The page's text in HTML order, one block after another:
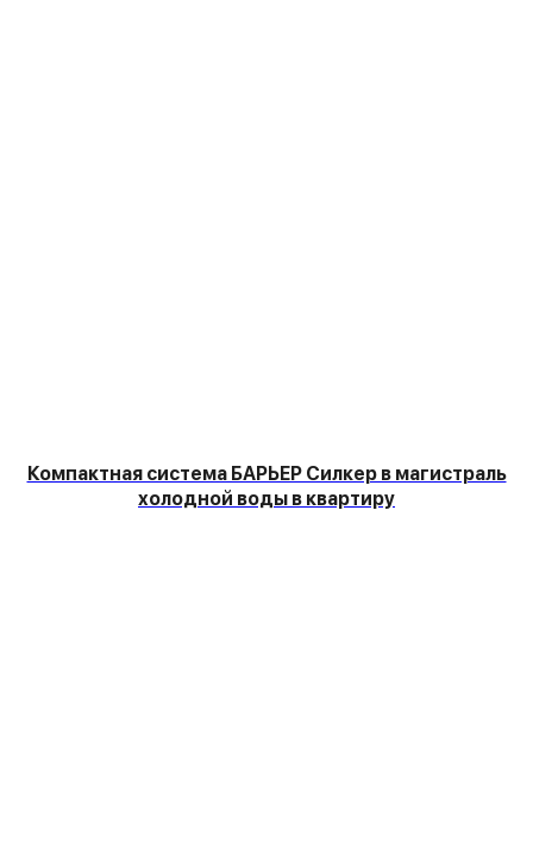
Компактная система БАРЬЕР Силкер в магистраль
холодной воды в квартиру